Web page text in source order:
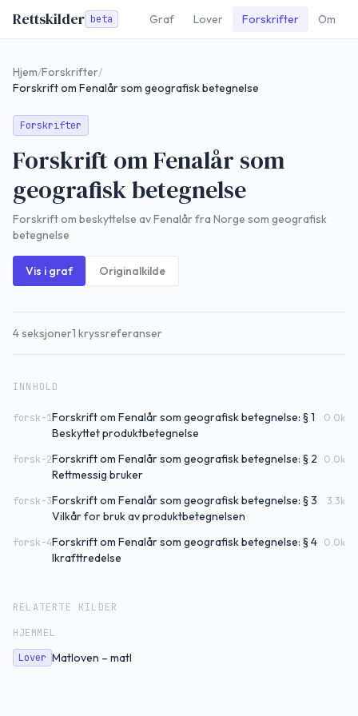
Rettskilder beta Graf Lover Forskrifter Om
Hjem/Forskrifter/
Forskrift om Fenalår som geografisk betegnelse
Forskrifter
Forskrift om Fenalår som
geografisk betegnelse
Forskrift om beskyttelse av Fenalår fra Norge som geografisk
betegnelse
Vis i graf Originalkilde
4seksjoner1 kryssreferanser
INNHOLD
forsk-1Forskrift om Fenalår som geografisk betegnelse: § 1
Beskyttet produktbetegnelse
0.0k
forsk-2Forskrift om Fenalår som geografisk betegnelse: § 2
Rettmessig bruker
0.0k
forsk-3Forskrift om Fenalår som geografisk betegnelse: § 3
Vilkår for bruk av produktbetegnelsen
3.3k
forsk-4Forskrift om Fenalår som geografisk betegnelse: § 4
Ikrafttredelse
0.0k
RELATERTE KILDER
HJEMMEL
Lover Matloven – matl